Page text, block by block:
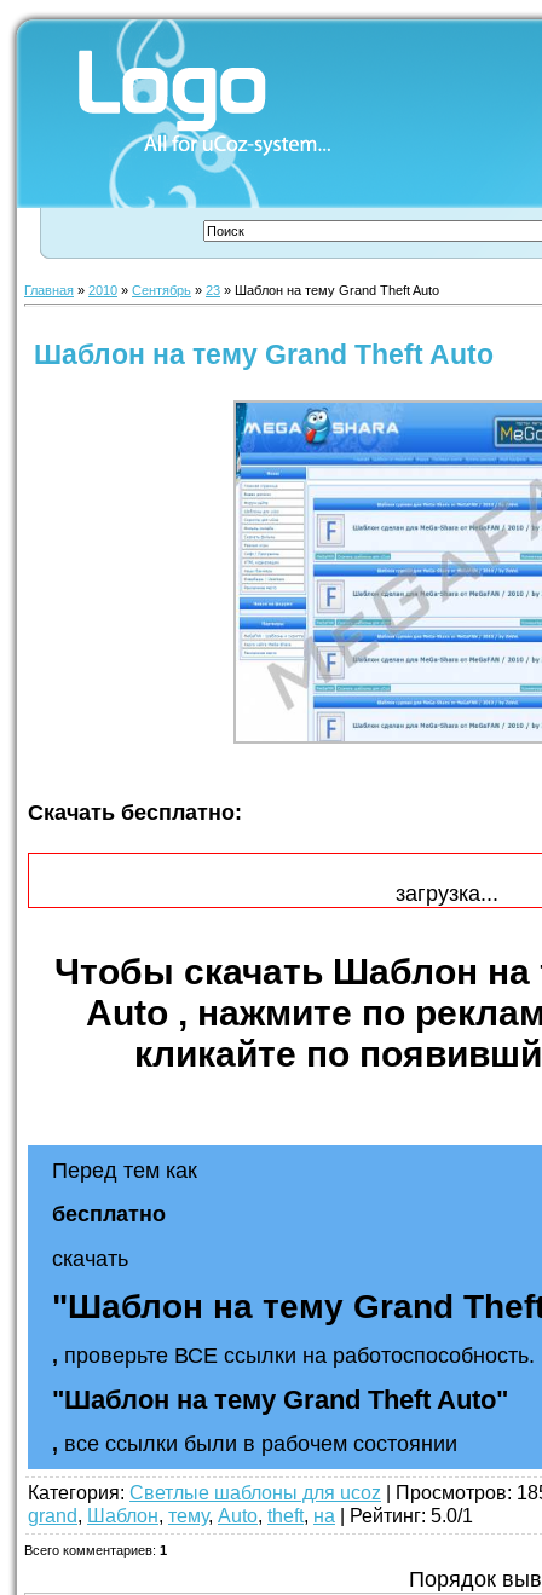
Главная » 2010 » Сентябрь » 23 » Шаблон на тему Grand Theft Auto
Шаблон на тему Grand Theft Auto
Скачать бесплатно:
загрузка...
Чтобы скачать Шаблон на
Auto , нажмите по
кликайте по
Перед тем как
бесплатно
скачать
"Шаблон на тему Grand
, проверьте ВСЕ ссылки на
"Шаблон на тему Grand Theft Auto"
, все ссылки были в рабочем состоянии
Категория: Светлые шаблоны для ucoz | Просмотров:
grand, Шаблон, тему, Auto, theft, на | Рейтинг: 5.0/1
Всего комментариев: 1
Порядок